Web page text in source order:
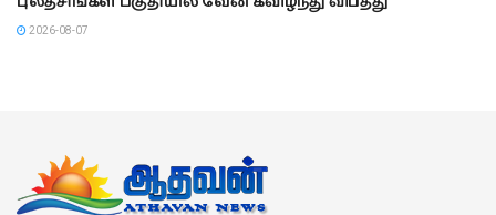
2026-08-07